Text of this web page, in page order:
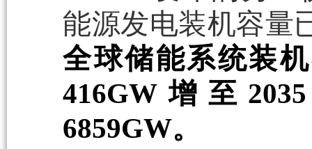
能源发电装机容量
全球储能系统装
416GW增至
6859GW。